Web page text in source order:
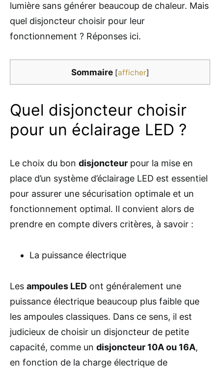
lumière sans générer beaucoup de chaleur. Mais
quel disjoncteur choisir pour leur
fonctionnement ? Réponses ici.
Sommaire [afficher]
Quel disjoncteur choisir
pour un éclairage LED ?
Le choix du bon disjoncteur pour la mise en
place d’un système d’éclairage LED est essentiel
pour assurer une sécurisation optimale et un
fonctionnement optimal. Il convient alors de
prendre en compte divers critères, à savoir :
La puissance électrique
Les ampoules LED ont généralement une
puissance électrique beaucoup plus faible que
les ampoules classiques. Dans ce sens, il est
judicieux de choisir un disjoncteur de petite
capacité, comme un disjoncteur 10A ou 16A,
en fonction de la charge électrique de